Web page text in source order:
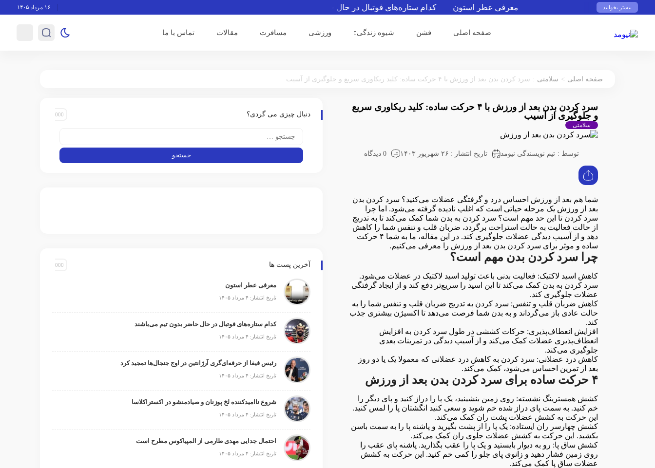
بیشتر بخوانید معرفی عطر استون کدام ستاره‌های فوتبال در حال حاضر بدون تیم می‌باشند شروع ۱۶ مرداد ۱۴۰۵
صفحه اصلی فشن شیوه زندگی ورزشی مسافرت مقالات تماس با ما
صفحه اصلی > سلامتی : سرد کردن بدن بعد از ورزش با ۴ حرکت ساده: کلید ریکاوری سریع و جلوگیری از آسیب
سرد کردن بدن بعد از ورزش با ۴ حرکت ساده: کلید ریکاوری سریع
و جلوگیری از آسیب
سلامتی
توسط : تیم نویسندگی نیومد تاریخ انتشار : ۲۶ شهریور ۱۴۰۳ 0 دیدگاه
شما هم بعد از ورزش احساس درد و گرفتگی عضلات می‌کنید؟ سرد کردن بدن
بعد از ورزش یک مرحله حیاتی است که اغلب نادیده گرفته می‌شود. اما چرا
سرد کردن تا این حد مهم است؟ سرد کردن به بدن شما کمک می‌کند تا به تدریج
از حالت فعالیت به حالت استراحت برگردد، ضربان قلب و تنفس شما را کاهش
دهد و از آسیب دیدگی عضلات جلوگیری کند. در این مقاله، ما به شما ۴ حرکت
ساده و موثر برای سرد کردن بدن بعد از ورزش را معرفی می‌کنیم.
چرا سرد کردن بدن مهم است؟
کاهش اسید لاکتیک: فعالیت بدنی باعث تولید اسید لاکتیک در عضلات می‌شود.
سرد کردن به بدن کمک می‌کند تا این اسید را سریع‌تر دفع کند و از ایجاد گرفتگی
عضلات جلوگیری کند.
کاهش ضربان قلب و تنفس: سرد کردن به تدریج ضربان قلب و تنفس شما را به
حالت عادی باز می‌گرداند و به بدن شما فرصت می‌دهد تا اکسیژن بیشتری جذب
کند.
افزایش انعطاف‌پذیری: حرکات کششی در طول سرد کردن به افزایش
انعطاف‌پذیری عضلات کمک می‌کند و از آسیب دیدگی در تمرینات بعدی
جلوگیری می‌کند.
کاهش درد عضلانی: سرد کردن به کاهش درد عضلانی که معمولا یک یا دو روز
بعد از تمرین احساس می‌شود، کمک می‌کند.
۴ حرکت ساده برای سرد کردن بدن بعد از ورزش
کشش همسترینگ نشسته: روی زمین بنشینید، یک پا را دراز کنید و پای دیگر را
خم کنید. به سمت پای دراز شده خم شوید و سعی کنید انگشتان پا را لمس کنید.
این حرکت به کشش عضلات پشت ران کمک می‌کند.
کشش چهارسر ران ایستاده: یک پا را از پشت بگیرید و پاشنه پا را به سمت باسن
بکشید. این حرکت به کشش عضلات جلوی ران کمک می‌کند.
کشش ساق پا: رو به دیوار بایستید و یک پا را عقب بگذارید. پاشنه پای عقب را
روی زمین فشار دهید و زانوی پای جلو را کمی خم کنید. این حرکت به کشش
عضلات ساق پا کمک می‌کند.
دنبال چیزی می گردی؟
آخرین پست ها
معرفی عطر استون
تاریخ انتشار: ۴ مرداد ۱۴۰۵
کدام ستاره‌های فوتبال در حال حاضر بدون تیم می‌باشند
تاریخ انتشار: ۴ مرداد ۱۴۰۵
رئیس فیفا از حرفه‌ای‌گری آرژانتین در اوج جنجال‌ها تمجید کرد
تاریخ انتشار: ۴ مرداد ۱۴۰۵
شروع ناامیدکننده لخ پوزنان و صیادمنشو در اکستراکلاسا
تاریخ انتشار: ۴ مرداد ۱۴۰۵
احتمال جدایی مهدی طارمی از المپیاکوس مطرح است
تاریخ انتشار: ۴ مرداد ۱۴۰۵